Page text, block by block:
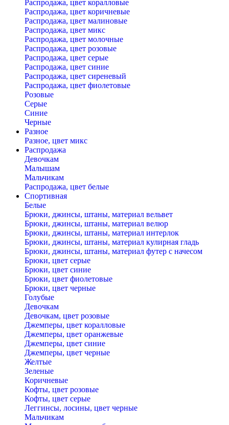
Распродажа, цвет коралловые
Распродажа, цвет коричневые
Распродажа, цвет малиновые
Распродажа, цвет микс
Распродажа, цвет молочные
Распродажа, цвет розовые
Распродажа, цвет серые
Распродажа, цвет синие
Распродажа, цвет сиреневый
Распродажа, цвет фиолетовые
Розовые
Серые
Синие
Черные
Разное
Разное, цвет микс
Распродажа
Девочкам
Малышам
Мальчикам
Распродажа, цвет белые
Спортивная
Белые
Брюки, джинсы, штаны, материал вельвет
Брюки, джинсы, штаны, материал велюр
Брюки, джинсы, штаны, материал интерлок
Брюки, джинсы, штаны, материал кулирная гладь
Брюки, джинсы, штаны, материал футер с начесом
Брюки, цвет серые
Брюки, цвет синие
Брюки, цвет фиолетовые
Брюки, цвет черные
Голубые
Девочкам
Девочкам, цвет розовые
Джемперы, цвет коралловые
Джемперы, цвет оранжевые
Джемперы, цвет синие
Джемперы, цвет черные
Желтые
Зеленые
Коричневые
Кофты, цвет розовые
Кофты, цвет серые
Леггинсы, лосины, цвет черные
Мальчикам